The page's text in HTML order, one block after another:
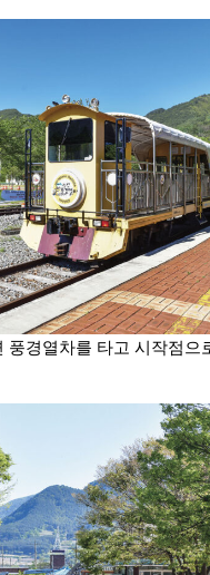
풍경열차를 타고 시작점으